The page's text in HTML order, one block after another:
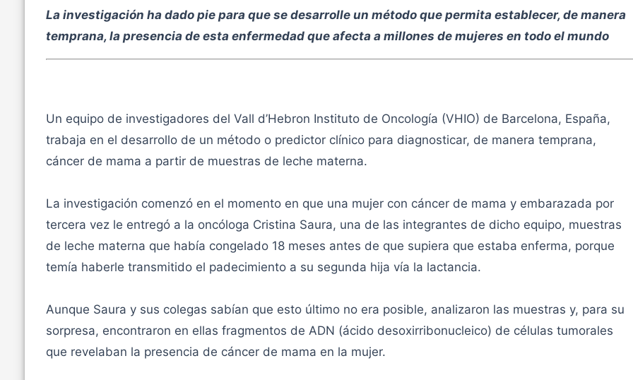
La investigación ha dado pie para que se desarrolle un método que permita establecer, de manera
temprana, la presencia de esta enfermedad que afecta a millones de mujeres en todo el mundo
Un equipo de investigadores del Vall d’Hebron Instituto de Oncología (VHIO) de Barcelona, España,
trabaja en el desarrollo de un método o predictor clínico para diagnosticar, de manera temprana,
cáncer de mama a partir de muestras de leche materna.
La investigación comenzó en el momento en que una mujer con cáncer de mama y embarazada por
tercera vez le entregó a la oncóloga Cristina Saura, una de las integrantes de dicho equipo, muestras
de leche materna que había congelado 18 meses antes de que supiera que estaba enferma, porque
temía haberle transmitido el padecimiento a su segunda hija vía la lactancia.
Aunque Saura y sus colegas sabían que esto último no era posible, analizaron las muestras y, para su
sorpresa, encontraron en ellas fragmentos de ADN (ácido desoxirribonucleico) de células tumorales
que revelaban la presencia de cáncer de mama en la mujer.